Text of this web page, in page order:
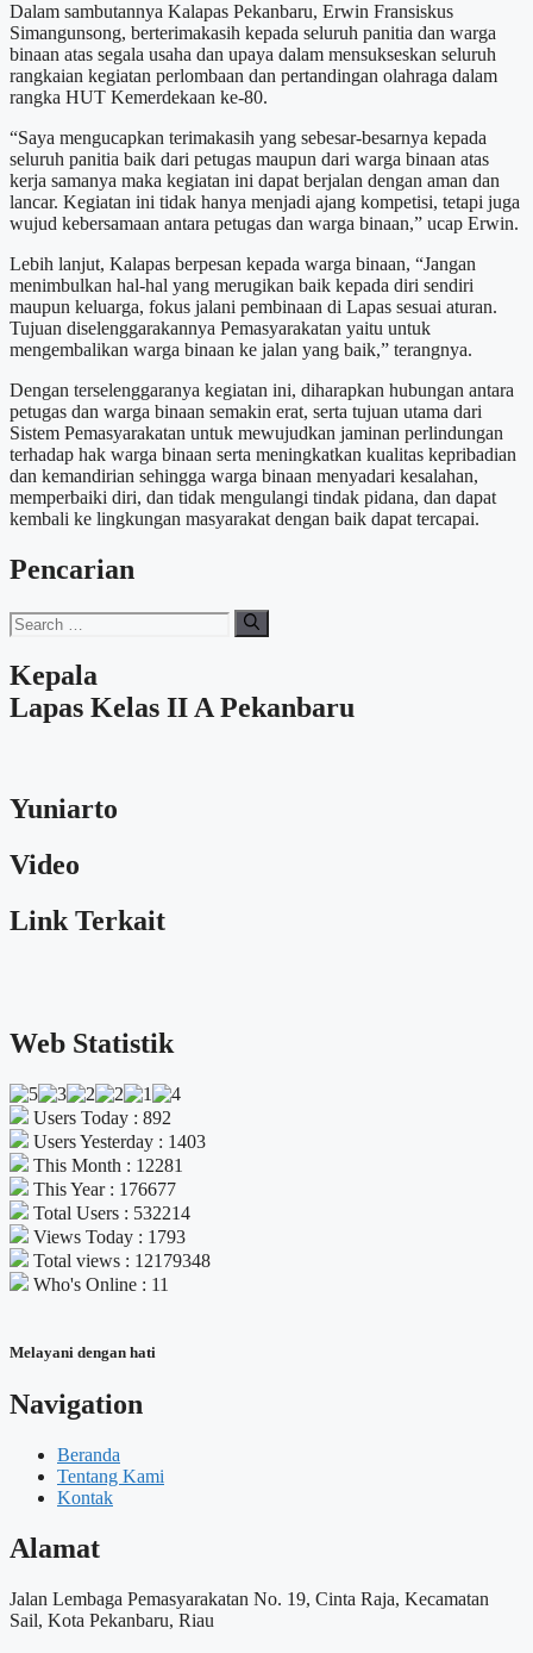
Dalam sambutannya Kalapas Pekanbaru, Erwin Fransiskus
Simangunsong, berterimakasih kepada seluruh panitia dan warga
binaan atas segala usaha dan upaya dalam mensukseskan seluruh
rangkaian kegiatan perlombaan dan pertandingan olahraga dalam
rangka HUT Kemerdekaan ke-80.
“Saya mengucapkan terimakasih yang sebesar-besarnya kepada
seluruh panitia baik dari petugas maupun dari warga binaan atas
kerja samanya maka kegiatan ini dapat berjalan dengan aman dan
lancar. Kegiatan ini tidak hanya menjadi ajang kompetisi, tetapi juga
wujud kebersamaan antara petugas dan warga binaan,” ucap Erwin.
Lebih lanjut, Kalapas berpesan kepada warga binaan, “Jangan
menimbulkan hal-hal yang merugikan baik kepada diri sendiri
maupun keluarga, fokus jalani pembinaan di Lapas sesuai aturan.
Tujuan diselenggarakannya Pemasyarakatan yaitu untuk
mengembalikan warga binaan ke jalan yang baik,” terangnya.
Dengan terselenggaranya kegiatan ini, diharapkan hubungan antara
petugas dan warga binaan semakin erat, serta tujuan utama dari
Sistem Pemasyarakatan untuk mewujudkan jaminan perlindungan
terhadap hak warga binaan serta meningkatkan kualitas kepribadian
dan kemandirian sehingga warga binaan menyadari kesalahan,
memperbaiki diri, dan tidak mengulangi tindak pidana, dan dapat
kembali ke lingkungan masyarakat dengan baik dapat tercapai.
Pencarian
Search
for:
Kepala
Lapas Kelas II A Pekanbaru
Yuniarto
Video
Link Terkait
Web Statistik
Users Today : 892
Users Yesterday : 1403
This Month : 12281
This Year : 176677
Total Users : 532214
Views Today : 1793
Total views : 12179348
Who's Online : 11
Melayani dengan hati
Navigation
Beranda
Tentang Kami
Kontak
Alamat
Jalan Lembaga Pemasyarakatan No. 19, Cinta Raja, Kecamatan
Sail, Kota Pekanbaru, Riau